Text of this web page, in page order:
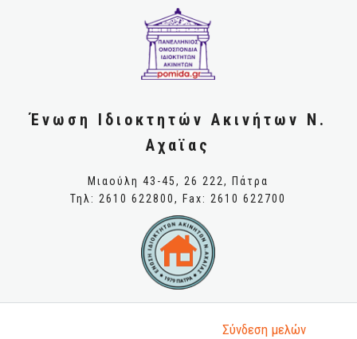
Ένωση Ιδιοκτητών Ακινήτων Ν.
Αχαϊας
Μιαούλη 43-45, 26 222, Πάτρα
Τηλ: 2610 622800, Fax: 2610 622700
Σύνδεση μελώv